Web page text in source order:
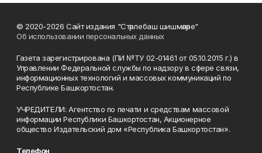
© 2020-2026 Сайт издания "Стәрлебаш шишмәләре"
Об использовании персональных данных
Газета зарегистрирована (ПИ №ТУ 02-01461 от 05.10.2015 г.) в
Управлении Федеральной службы по надзору в сфере связи,
информационных технологий и массовых коммуникаций по
Республике Башкортостан.
УЧРЕДИТЕЛИ: Агентство по печати и средствам массовой
информации Республики Башкортостан, Акционерное
общество Издательский дом «Республика Башкортостан».
Телефон